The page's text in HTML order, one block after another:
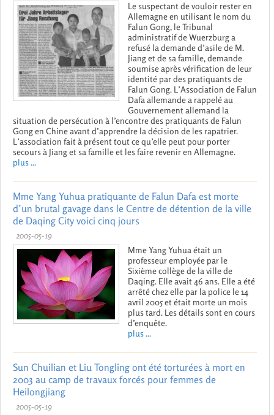
Le suspectant de vouloir rester en
Allemagne en utilisant le nom du
Falun Gong, le Tribunal
administratif de Wuerzburg a
refusé la demande d’asile de M.
Jiang et de sa famille, demande
soumise après vérification de leur
identité par des pratiquants de
Falun Gong. L’Association de Falun
Dafa allemande a rappelé au
Gouvernement allemand la
situation de persécution à l’encontre des pratiquants de Falun
Gong en Chine avant d’apprendre la décision de les rapatrier.
L’association fait à présent tout ce qu’elle peut pour porter
secours à Jiang et sa famille et les faire revenir en Allemagne.
plus ...
Mme Yang Yuhua pratiquante de Falun Dafa est morte
d’un brutal gavage dans le Centre de détention de la ville
de Daqing City voici cinq jours
2005-05-19
Mme Yang Yuhua était un
professeur employée par le
Sixième collège de la ville de
Daqing. Elle avait 46 ans. Elle a été
arrêté chez elle par la police le 14
avril 2005 et était morte un mois
plus tard. Les détails sont en cours
d’enquête.
plus ...
Sun Chuilian et Liu Tongling ont été torturées à mort en
2003 au camp de travaux forcés pour femmes de
Heilongjiang
2005-05-19